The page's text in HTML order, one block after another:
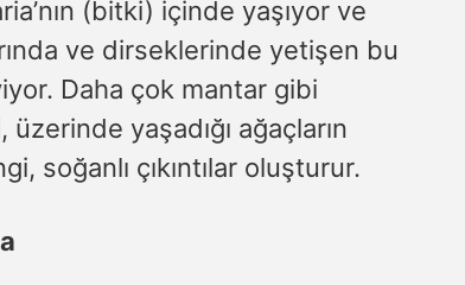
(bitki) içinde yaşıyor ve
ve dirseklerinde yetişen bu
Daha çok mantar gibi
yaşadığı ağaçların
soğanlı çıkıntılar oluşturur.